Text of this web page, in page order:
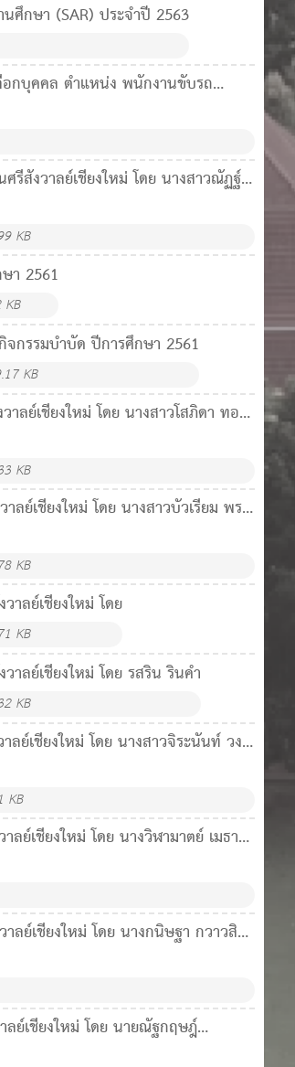
นศึกษา (SAR) ประจำปี 2563
ลือกบุคคล ตำแหน่ง พนักงานขับรถ
รีสังวาลย์เชียงใหม่ โดย นางสาวณัฏฐ์ลิ
KB
า 2561
กรรมบำบัด ปีการศึกษา 2561
KB
ลย์เชียงใหม่ โดย นางสาวโสภิดา ทอง
KB
ลย์เชียงใหม่ โดย นางสาวบัวเรียม พรม
KB
าลย์เชียงใหม่ โดย
KB
าลย์เชียงใหม่ โดย รสริน รินคำ
KB
ลย์เชียงใหม่ โดย นางสาวจิระนันท์ วงศ์
KB
ลย์เชียงใหม่ โดย นางวิฬามาตย์ เมธาพิ
ลย์เชียงใหม่ โดย นางกนิษฐา กวาวสิบ
ลย์เชียงใหม่ โดย นายณัฐกฤษฎ์